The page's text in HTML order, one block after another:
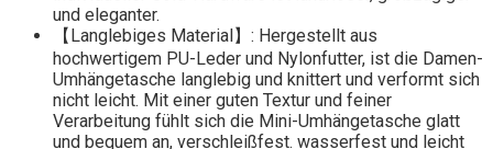
und eleganter.
【Langlebiges Material】: Hergestellt aus
hochwertigem PU-Leder und Nylonfutter, ist die Damen-
Umhängetasche langlebig und knittert und verformt sich
nicht leicht. Mit einer guten Textur und feiner
Verarbeitung fühlt sich die Mini-Umhängetasche glatt
und bequem an, verschleißfest. wasserfest und leicht